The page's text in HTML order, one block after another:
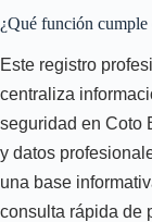
¿Qué función cumple
Este registro
centraliza
seguridad en Coto
y datos
una base
consulta rápida de